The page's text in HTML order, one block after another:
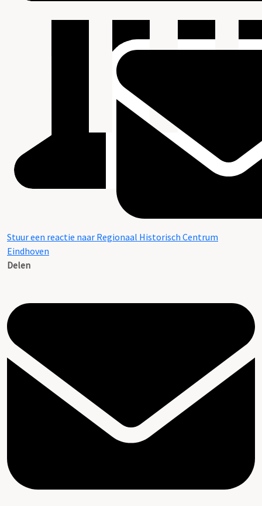
Stuur een reactie naar Regionaal Historisch Centrum
Eindhoven
Delen